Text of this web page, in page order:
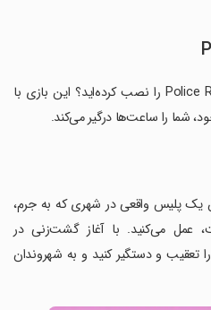
آیا تا کنون بازی Police Rage: Cop Game را نصب کرده‌اید؟ این بازی با
شما را ساعت‌ها درگیر می‌کند.
یک پلیس واقعی در شهری که به جرم،
می‌کنید. با آغاز گشت‌زنی در
تعقیب و دستگیر کنید و به شهروندان